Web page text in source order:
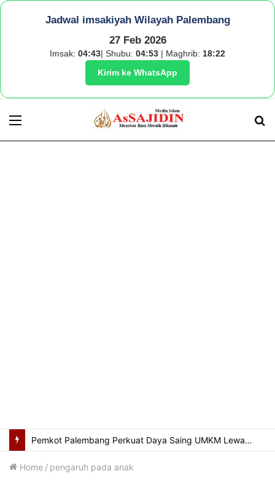
Jadwal imsakiyah Wilayah Palembang
27 Feb 2026
Imsak: 04:43| Shubu: 04:53 | Maghrib: 18:22
Kirim ke WhatsApp
Menu
Usung Filosofi Kapal Sriwijaya, Masjid Al Fathul Akbar Siap Tampil Lebih Ikonik
Home / pengaruh pada anak